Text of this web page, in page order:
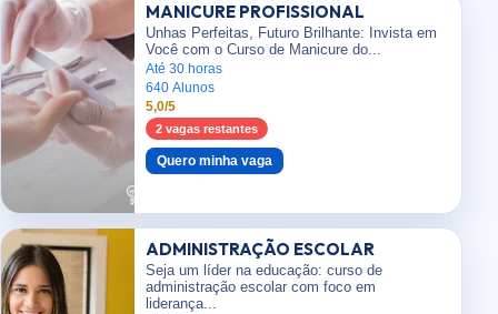
MANICURE PROFISSIONAL
Unhas Perfeitas, Futuro Brilhante: Invista em
Você com o Curso de Manicure do...
Até 30 horas
640 Alunos
5,0/5
2 vagas restantes
Quero minha vaga
ADMINISTRAÇÃO ESCOLAR
Seja um líder na educação: curso de
administração escolar com foco em
liderança...